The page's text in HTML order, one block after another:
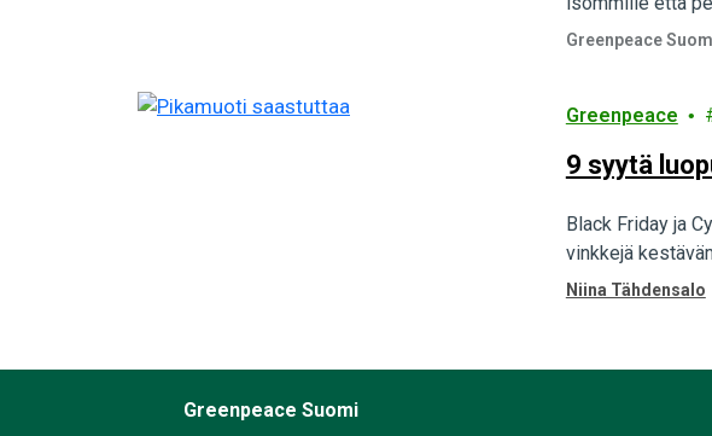
Greenpeace
Greenpeace
9 syytä
Black Friday ja
vinkkejä
Niina Tähdensalo
Greenpeace Suomi